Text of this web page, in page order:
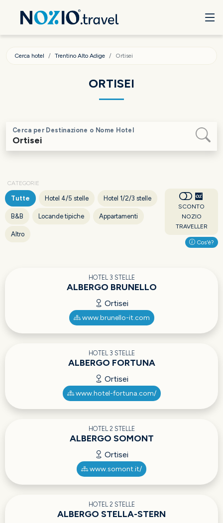
Cerca hotel Trentino Alto Adige Ortisei
ORTISEI
Cerca per Destinazione o Nome Hotel
CATEGORIE
Tutte Hotel 4/5 stelle Hotel 1/2/3 stelle
B&B Locande tipiche Appartamenti
Altro
SCONTO
NOZIO
TRAVELLER
Cos'è?
HOTEL 3 STELLE
ALBERGO BRUNELLO
Ortisei
www.brunello-it.com
HOTEL 3 STELLE
ALBERGO FORTUNA
Ortisei
www.hotel-fortuna.com/
HOTEL 2 STELLE
ALBERGO SOMONT
Ortisei
www.somont.it/
HOTEL 2 STELLE
ALBERGO STELLA-STERN